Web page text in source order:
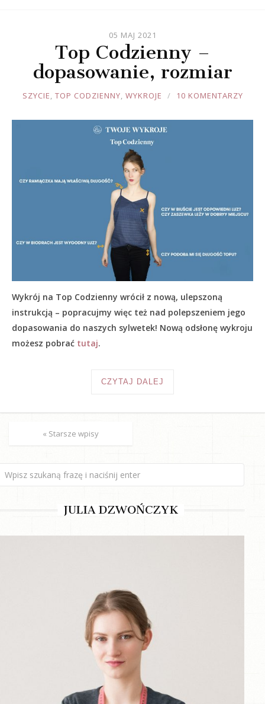
05 MAJ 2021
Top Codzienny –
dopasowanie, rozmiar
JOULE
SZYCIE, TOP CODZIENNY, WYKROJE 10 KOMENTARZY
Wykrój na Top Codzienny wrócił z nową, ulepszoną
instrukcją – popracujmy więc też nad polepszeniem jego
dopasowania do naszych sylwetek! Nową odsłonę wykroju
możesz pobrać tutaj.
CZYTAJ DALEJ
« Starsze wpisy
JULIA DZWOŃCZYK